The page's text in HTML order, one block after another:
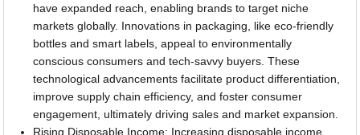
have expanded reach, enabling brands to target niche
markets globally. Innovations in packaging, like eco-friendly
bottles and smart labels, appeal to environmentally
conscious consumers and tech-savvy buyers. These
technological advancements facilitate product differentiation,
improve supply chain efficiency, and foster consumer
engagement, ultimately driving sales and market expansion.
Rising Disposable Income: Increasing disposable income